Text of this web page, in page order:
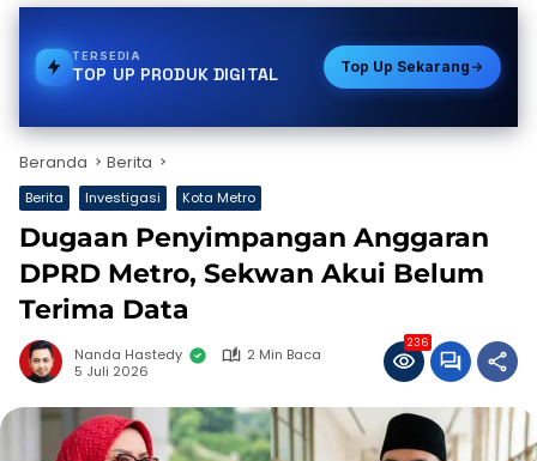
TERSEDIA
TOP UP PRODUK DIGITAL Top Up Sekarang
Beranda Berita
Berita Investigasi Kota Metro
Dugaan Penyimpangan Anggaran
DPRD Metro, Sekwan Akui Belum
Terima Data
Nanda Hastedy
2 Min Baca
5 Juli 2026
236